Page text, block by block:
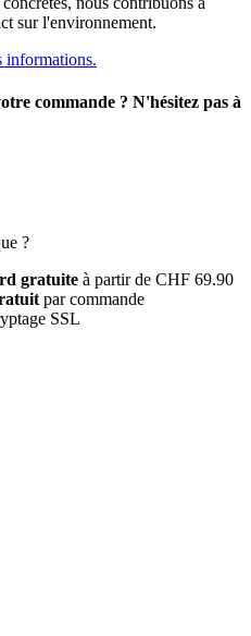
sur l'environnement.
informations.
commande ? N'hésitez pas à
?
gratuite à partir de CHF 69.90
par commande
SSL